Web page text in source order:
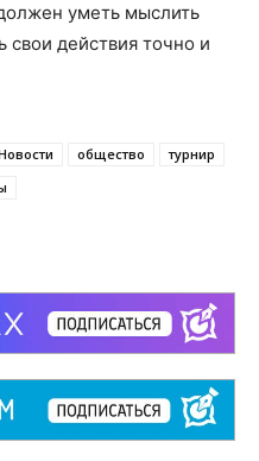
уметь мыслить
свои действия точно и
общество
турнир